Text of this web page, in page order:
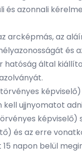
azonnali
arcképmás, az
által
ujjnyomatot
) és az erre
napon belül